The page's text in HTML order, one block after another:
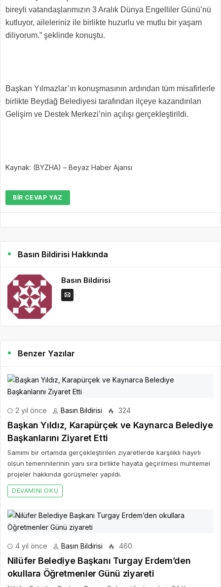
bireyli vatandaşlarımızın 3 Aralık Dünya Engelliler Günü’nü
kutluyor, aileleriniz ile birlikte huzurlu ve mutlu bir yaşam
diliyorum.” şeklinde konuştu.
Başkan Yılmazlar’ın konuşmasının ardından tüm misafirlerle
birlikte Beydağ Belediyesi tarafından ilçeye kazandırılan
Gelişim ve Destek Merkezi’nin açılışı gerçekleştirildi.
Kaynak: (BYZHA) – Beyaz Haber Ajansı
BIR CEVAP YAZ
Basın Bildirisi Hakkında
Basın Bildirisi
Benzer Yazılar
2 yıl önce Basın Bildirisi 324
Başkan Yıldız, Karapürçek ve Kaynarca Belediye
Başkanlarını Ziyaret Etti
Samimi bir ortamda gerçekleştirilen ziyaretlerde karşılıklı hayırlı
olsun temennilerinin yanı sıra birlikte hayata geçirilmesi muhtemel
projeler hakkında görüşmeler yapıldı.
DEVAMINI OKU
4 yıl önce Basın Bildirisi 460
Nilüfer Belediye Başkanı Turgay Erdem’den
okullara Öğretmenler Günü ziyareti